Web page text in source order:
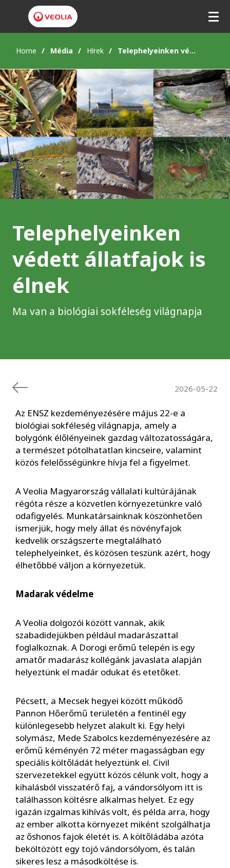
Home Média Hírek Telephelyeinken védett állatfajok is élnek
Telephelyeinken
védett állatfajok is
élnek
Ma van a biológiai sokféleség világnapja
2026-05-22
Az ENSZ kezdeményezésére május 22-e a
biológiai sokféleség világnapja, amely a
bolygónk élőlényeinek gazdag változatosságára,
a természet pótolhatatlan kincseire, valamint
közös felelősségünkre hívja fel a figyelmet.
A Veolia Magyarország vállalati kultúrájának
régóta része a közvetlen környezetünkre való
odafigyelés. Munkatársainknak köszönhetően
ismerjük, hogy mely állat és növényfajok
kedvelik országszerte megtalálható
telephelyeinket, és közösen teszünk azért, hogy
élhetőbbé váljon a környezetük.
Madarak védelme
A Veolia dolgozói között vannak, akik
szabadidejükben például madarászattal
foglalkoznak. A Dorogi erőmű telepén is egy
amatőr madarász kollégánk javaslata alapján
helyeztünk el madár odukat és etetőket.
Pécsett, a Mecsek hegyei között működő
Pannon Hőerőmű területén a fentinél egy
különlegesebb helyzet alakult ki. Egy helyi
solymász, Mede Szabolcs kezdeményezésére az
erőmű kéményén 72 méter magasságban egy
speciális költőládát helyeztünk el. Civil
szervezetekkel együtt közös célunk volt, hogy a
kihalásból visszatérő faj, a vándorsólyom itt is
találhasson költésre alkalmas helyet. Ez egy
igazán izgalmas kihívás volt, és példa arra, hogy
az ember alkotta környezet miként szolgálhatja
az őshonos fajok életét is. A költőládába azóta
beköltözött egy tojó vándorsólyom, és talán
sikeres lesz a másodköltése is.